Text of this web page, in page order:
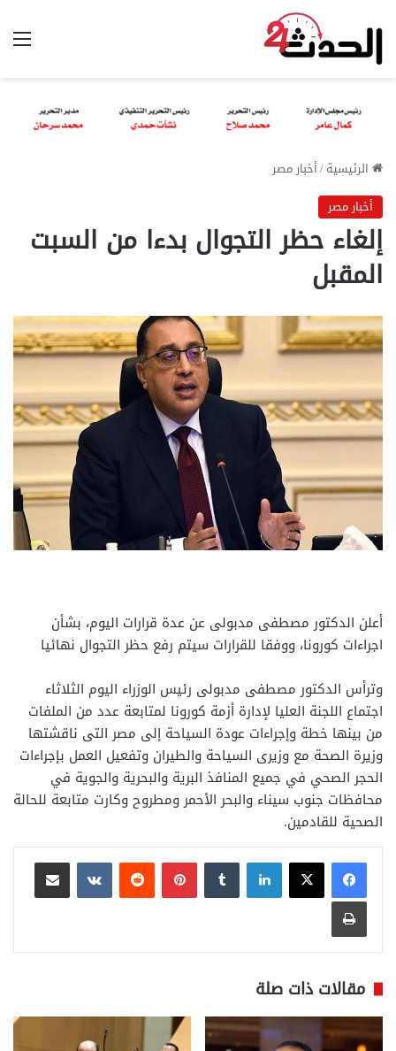
الرئيسية/أخبار مصر
أخبار مصر
إلغاء حظر التجوال بدءا من السبت
المقبل
أعلن الدكتور مصطفى مدبولى عن عدة قرارات اليوم، بشأن
اجراءات كورونا، ووفقا للقرارات سيتم رفع حظر التجوال نهائيا
وترأس الدكتور مصطفى مدبولى رئيس الوزراء اليوم الثلاثاء
اجتماع اللجنة العليا لإدارة أزمة كورونا لمتابعة عدد من الملفات
من بينها خطة وإجراءات عودة السياحة إلى مصر التى ناقشتها
وزيرة الصحة مع وزيرى السياحة والطيران وتفعيل العمل بإجراءات
الحجر الصحي في جميع المنافذ البرية والبحرية والجوية في
محافظات جنوب سيناء والبحر الأحمر ومطروح وكارت متابعة للحالة
الصحية للقادمين.
لينكدإن بينتيريست
مشاركة عبر البريد
طباعة
مقالات ذات صلة